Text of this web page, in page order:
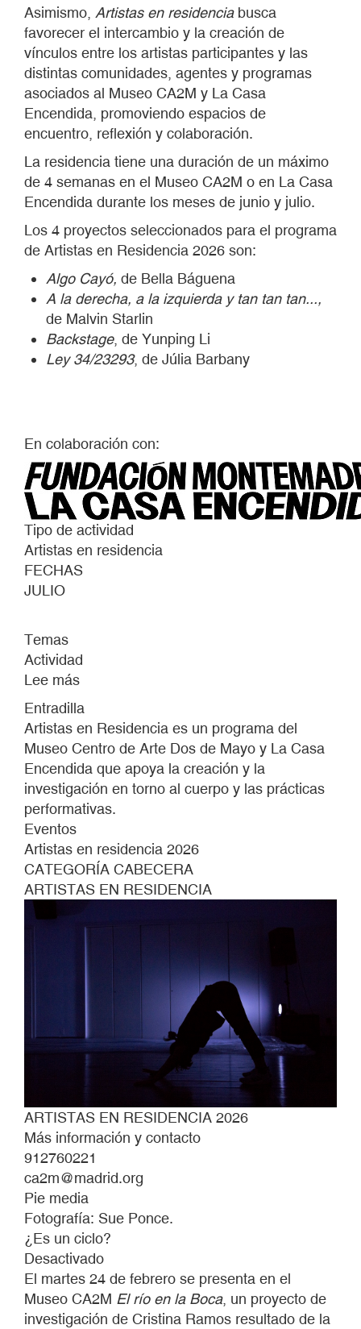
Asimismo, Artistas en residenciabusca
favorecer el intercambio y la creación de
vínculos entre los artistas participantes y las
distintas comunidades, agentes y programas
asociados al Museo CA2M y La Casa
Encendida, promoviendo espacios de
encuentro, reflexión y colaboración.
La residencia tiene una duración de un máximo
de 4 semanas en el Museo CA2M o en La Casa
Encendida durante los meses de junio y julio.
Los 4 proyectos seleccionados para el programa
de Artistas en Residencia 2026 son:
Algo Cayó, de Bella Báguena
A la derecha, a la izquierda y tan tan tan...,
de Malvin Starlin
Backstage, de Yunping Li
Ley 34/23293, de Júlia Barbany
En colaboración con:
Tipo de actividad
Artistas en residencia
FECHAS
JULIO
Temas
Actividad
Lee más
EN
RESIDENCIA
2026
Entradilla
Artistas en Residencia es un programa del
Museo Centro de Arte Dos de Mayo y La Casa
Encendida que apoya la creación y la
investigación en torno al cuerpo y las prácticas
performativas.
Eventos
Artistas en residencia 2026
CATEGORÍA CABECERA
ARTISTAS EN RESIDENCIA
ARTISTAS EN RESIDENCIA 2026
Más información y contacto
912760221
ca2m@madrid.org
Pie media
Fotografía: Sue Ponce.
¿Es un ciclo?
Desactivado
El martes 24 de febrero se presenta en el
Museo CA2M El río en la Boca, un proyecto de
investigación de Cristina Ramos resultado de la